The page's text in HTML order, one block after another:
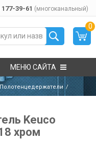
39-61 (многоканальный)
0
МЕНЮ САЙТА
Keuco
хром